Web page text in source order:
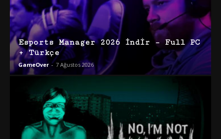
Esports Manager 2026 İndir – Full PC
+ Türkçe
GameOver - 7 Ağustos 2026